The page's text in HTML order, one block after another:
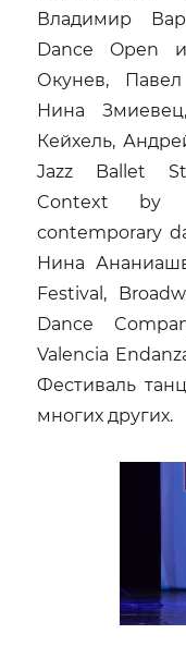
Владимир
Dance Open
Окунев,
Нина
Кейхель,
Jazz Ballet
Context by
contemporary
Нина
Festival,
Dance
Valencia
Фестиваль
многих других.